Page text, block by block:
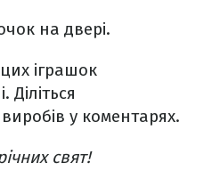
на двері.
іграшок
Діліться
у коментарях.
свят!